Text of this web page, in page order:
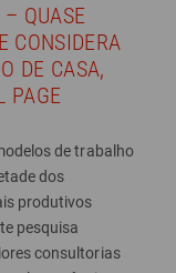
QUASE
CONSIDERA
DE CASA,
PAGE
de trabalho
dos
produtivos
pesquisa
consultorias